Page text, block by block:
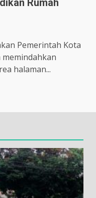
Pemerintah Kota
halaman...